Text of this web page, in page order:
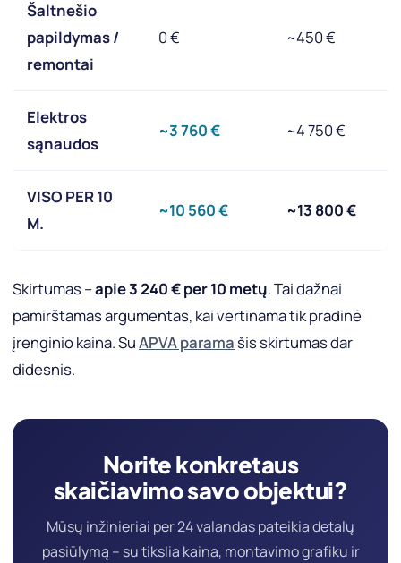
Šaltnešio
papildymas /
remontai
0 € ~450 €
Elektros
sąnaudos
~3 760 € ~4 750 €
VISO PER 10
M.
~10 560 € ~13 800 €
Skirtumas –apie 3 240 € per 10 metų. Tai dažnai
pamirštamas argumentas, kai vertinama tik pradinė
įrenginio kaina. SuAPVA paramašis skirtumas dar
didesnis.
Norite konkretaus
skaičiavimo savo objektui?
Mūsų inžinieriai per 24 valandas pateikia detalų
pasiūlymą – su tikslia kaina, montavimo grafiku ir